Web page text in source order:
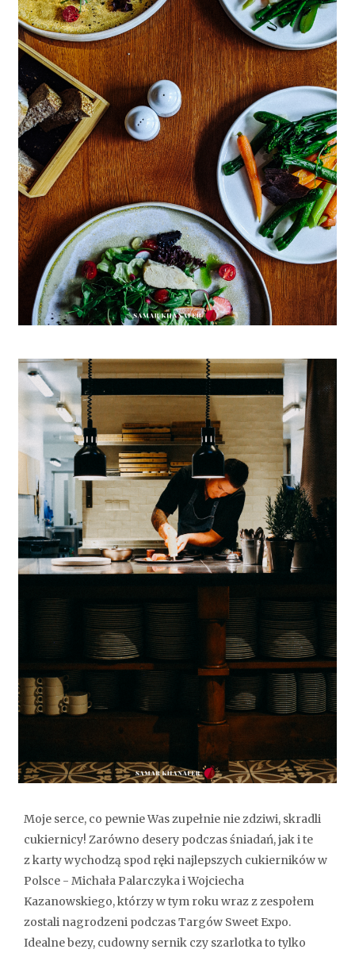
Moje serce, co pewnie Was zupełnie nie zdziwi, skradli
cukiernicy! Zarówno desery podczas śniadań, jak i te
z karty wychodzą spod ręki najlepszych cukierników w
Polsce - Michała Palarczyka i Wojciecha
Kazanowskiego, którzy w tym roku wraz z zespołem
zostali nagrodzeni podczas Targów Sweet Expo.
Idealne bezy, cudowny sernik czy szarlotka to tylko